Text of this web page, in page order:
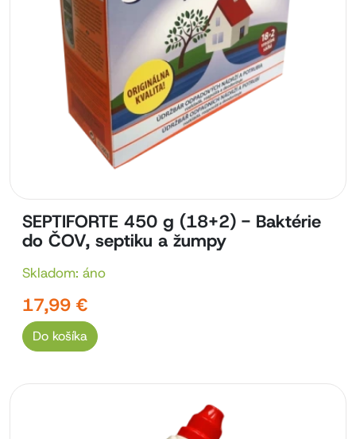
SEPTIFORTE 450 g (18+2) - Baktérie
do ČOV, septiku a žumpy
Skladom: áno
17,99 €
Do košíka